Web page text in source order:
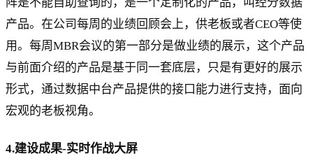
产品。在公司每周的业绩回顾会上，供老板或者CEO等使
用。每周MBR会议的第一部分是做业绩的展示，这个产品
与前面介绍的产品是基于同一套底层，只是有更好的展示
形式，通过数据中台产品提供的接口能力进行支持，面向
宏观的老板视角。
4.建设成果-实时作战大屏